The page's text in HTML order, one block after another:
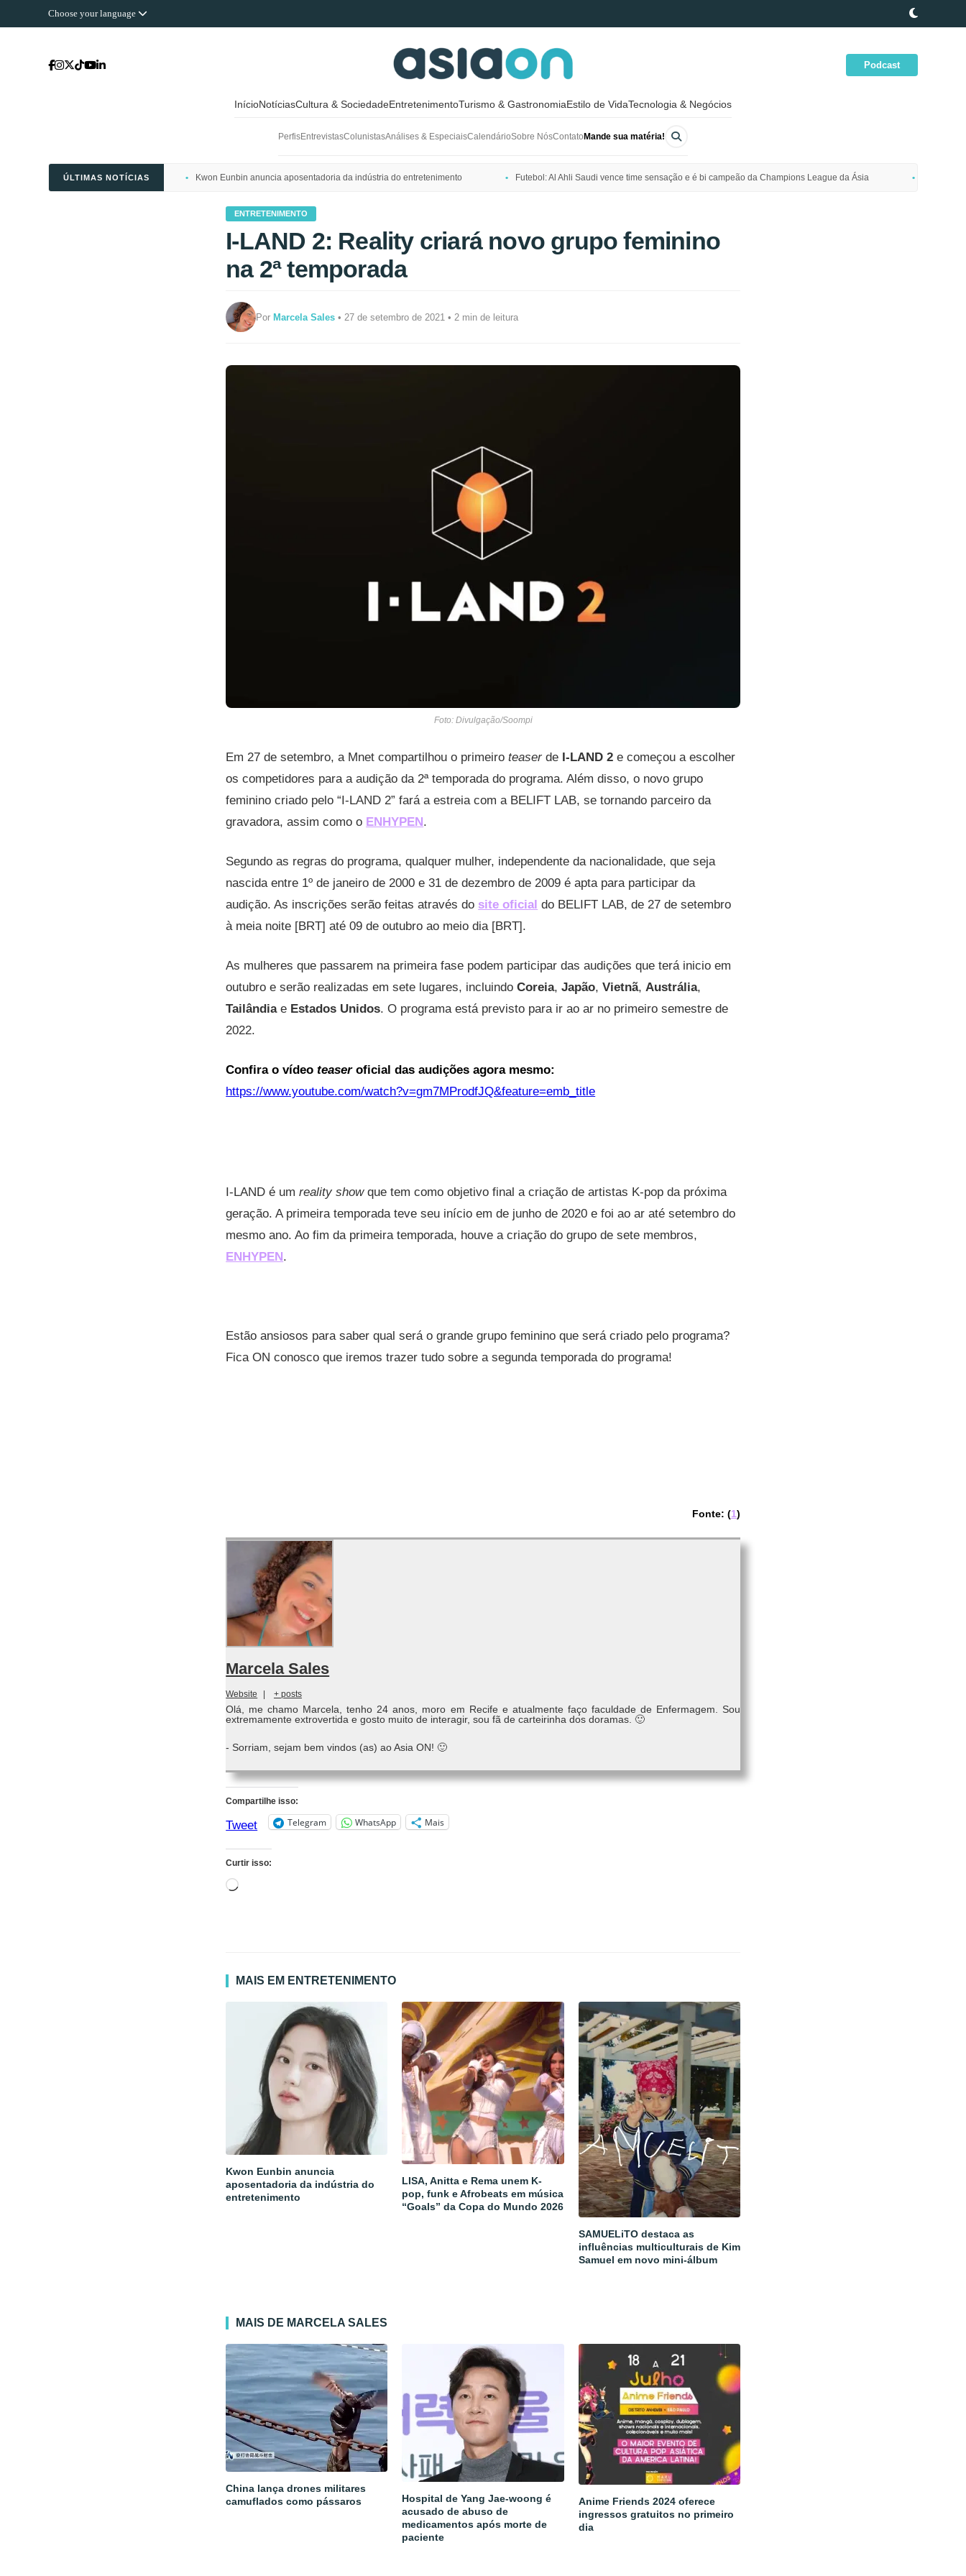
Choose your language
Podcast
InícioNotíciasCultura & SociedadeEntretenimentoTurismo & GastronomiaEstilo de VidaTecnologia & Negócios
PerfisEntrevistasColunistasAnálises & EspeciaisCalendárioSobre NósContato Mande sua matéria!
ÚLTIMAS NOTÍCIAS Kwon Eunbin anuncia aposentadoria da indústria do entretenimento Futebol: Al Ahli Saudi vence time sensação e é bi campeão da Champions League da Ásia
ENTRETENIMENTO
I-LAND 2: Reality criará novo grupo feminino
na 2ª temporada
PorMarcela Sales • 27 de setembro de 2021 • 2 min de leitura
Foto: Divulgação/Soompi
Em 27 de setembro, a Mnet compartilhou o primeiroteaserde I-LAND 2 e começou a escolher
os competidores para a audição da 2ª temporada do programa. Além disso, o novo grupo
feminino criado pelo “I-LAND 2” fará a estreia com a BELIFT LAB, se tornando parceiro da
gravadora, assim como o ENHYPEN.
Segundo as regras do programa, qualquer mulher, independente da nacionalidade, que seja
nascida entre 1º de janeiro de 2000 e 31 de dezembro de 2009 é apta para participar da
audição. As inscrições serão feitas através do site oficial do BELIFT LAB, de 27 de setembro
à meia noite [BRT] até 09 de outubro ao meio dia [BRT].
As mulheres que passarem na primeira fase podem participar das audições que terá inicio em
outubro e serão realizadas em sete lugares, incluindoCoreia, Japão, Vietnã,Austrália,
Tailândiae Estados Unidos. O programa está previsto para ir ao ar no primeiro semestre de
2022.
Confira o vídeoteaseroficial das audições agora mesmo:
https://www.youtube.com/watch?v=gm7MProdfJQ&feature=emb_title
I-LAND é um reality showque tem como objetivo final a criação de artistas K-pop da próxima
geração. A primeira temporada teve seu início em de junho de 2020 e foi ao ar até setembro do
mesmo ano. Ao fim da primeira temporada, houve a criação do grupo de sete membros,
ENHYPEN.
Estão ansiosos para saber qual será o grande grupo feminino que será criado pelo programa?
Fica ON conosco que iremos trazer tudo sobre a segunda temporada do programa!
Fonte: (1)
Marcela Sales
Website + posts
Olá, me chamo Marcela, tenho 24 anos, moro em Recife e atualmente faço faculdade de Enfermagem. Sou
extremamente extrovertida e gosto muito de interagir, sou fã de carteirinha dos doramas. 🙂
- Sorriam, sejam bem vindos (as) ao Asia ON! 🙂
Compartilhe isso:
Tweet Telegram WhatsApp Mais
Curtir isso:
Carregando...
MAIS EM ENTRETENIMENTO
Kwon Eunbin anuncia
aposentadoria da indústria do
entretenimento
LISA, Anitta e Rema unem K-
pop, funk e Afrobeats em música
“Goals” da Copa do Mundo 2026
SAMUELiTO destaca as
influências multiculturais de Kim
Samuel em novo mini-álbum
MAIS DE MARCELA SALES
China lança drones militares
camuflados como pássaros
Hospital de Yang Jae-woong é
acusado de abuso de
medicamentos após morte de
paciente
Anime Friends 2024 oferece
ingressos gratuitos no primeiro
dia